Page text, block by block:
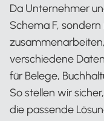
Da Unternehmer
Schema F,
verschiedene
für Belege,
So stellen wir
die passende